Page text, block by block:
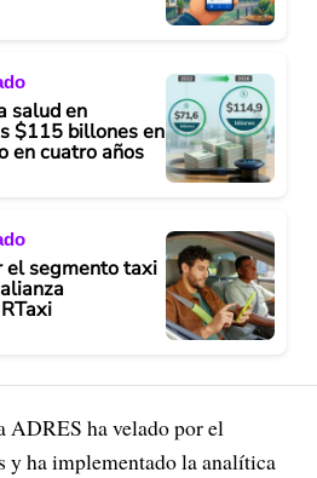
salud en
$115 billones en
en cuatro años
el segmento taxi
ADRES ha velado por el
y ha implementado la analítica